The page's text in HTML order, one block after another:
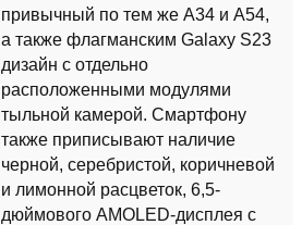
привычный по тем же A34 и A54,
а также флагманским Galaxy S23
дизайн с отдельно
расположенными модулями
тыльной камерой. Смартфону
также приписывают наличие
черной, серебристой, коричневой
и лимонной расцветок, 6,5-
дюймового AMOLED-дисплея с